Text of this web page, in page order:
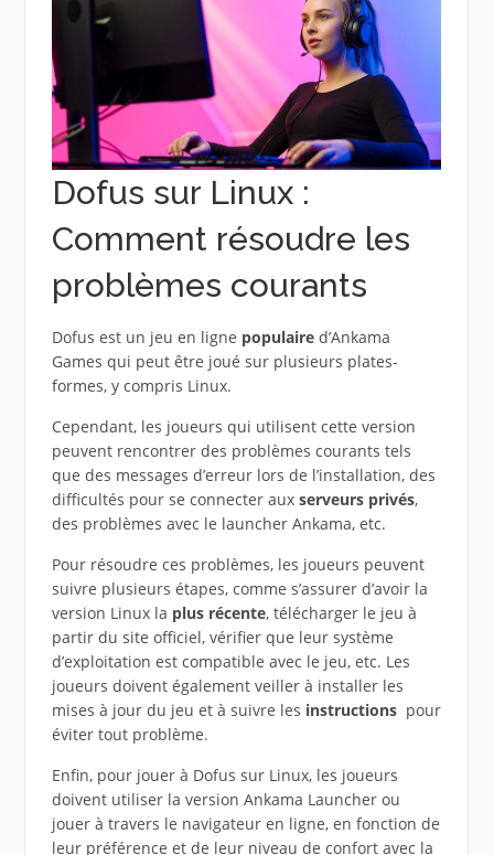
Dofus sur Linux :
Comment résoudre les
problèmes courants
Dofus est un jeu en ligne populaire d’Ankama
Games qui peut être joué sur plusieurs plates-
formes, y compris Linux.
Cependant, les joueurs qui utilisent cette version
peuvent rencontrer des problèmes courants tels
que des messages d’erreur lors de l’installation, des
difficultés pour se connecter aux serveurs privés,
des problèmes avec le launcher Ankama, etc.
Pour résoudre ces problèmes, les joueurs peuvent
suivre plusieurs étapes, comme s’assurer d’avoir la
version Linux la plus récente, télécharger le jeu à
partir du site officiel, vérifier que leur système
d’exploitation est compatible avec le jeu, etc. Les
joueurs doivent également veiller à installer les
mises à jour du jeu et à suivre les instructions pour
éviter tout problème.
Enfin, pour jouer à Dofus sur Linux, les joueurs
doivent utiliser la version Ankama Launcher ou
jouer à travers le navigateur en ligne, en fonction de
leur préférence et de leur niveau de confort avec la